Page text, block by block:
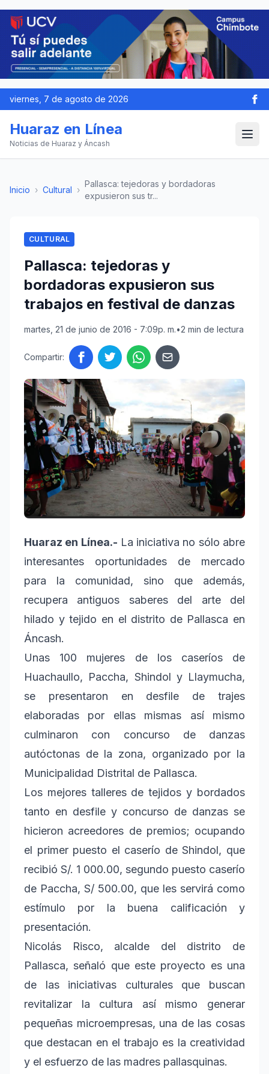
viernes, 7 de agosto de 2026
Huaraz en Línea
Noticias de Huaraz y Áncash
Inicio › Cultural ›
Pallasca: tejedoras y bordadoras
expusieron sus tr...
CULTURAL
Pallasca: tejedoras y
bordadoras expusieron sus
trabajos en festival de danzas
martes, 21 de junio de 2016 - 7:09p. m.•2 min de lectura
Compartir:
Huaraz en Línea.- La iniciativa no sólo abre
interesantes oportunidades de mercado
para la comunidad, sino que además,
recupera antiguos saberes del arte del
hilado y tejido en el distrito de Pallasca en
Áncash.
Unas 100 mujeres de los caseríos de
Huachaullo, Paccha, Shindol y Llaymucha,
se presentaron en desfile de trajes
elaboradas por ellas mismas así mismo
culminaron con concurso de danzas
autóctonas de la zona, organizado por la
Municipalidad Distrital de Pallasca.
Los mejores talleres de tejidos y bordados
tanto en desfile y concurso de danzas se
hicieron acreedores de premios; ocupando
el primer puesto el caserío de Shindol, que
recibió S/. 1 000.00, segundo puesto caserío
de Paccha, S/ 500.00, que les servirá como
estímulo por la buena calificación y
presentación.
Nicolás Risco, alcalde del distrito de
Pallasca, señaló que este proyecto es una
de las iniciativas culturales que buscan
revitalizar la cultura así mismo generar
pequeñas microempresas, una de las cosas
que destacan en el trabajo es la creatividad
y el esfuerzo de las madres pallasquinas.